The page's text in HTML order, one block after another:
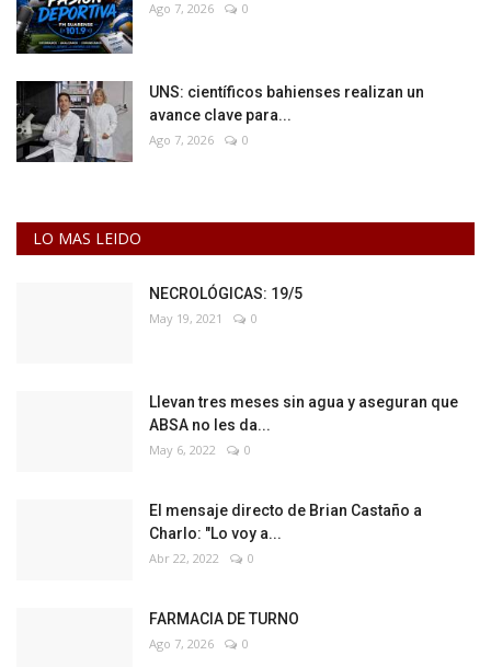
Ago 7, 2026 0
UNS: científicos bahienses realizan un
avance clave para...
Ago 7, 2026 0
LO MAS LEIDO
NECROLÓGICAS: 19/5
May 19, 2021 0
Llevan tres meses sin agua y aseguran que
ABSA no les da...
May 6, 2022 0
El mensaje directo de Brian Castaño a
Charlo: "Lo voy a...
Abr 22, 2022 0
FARMACIA DE TURNO
Ago 7, 2026 0